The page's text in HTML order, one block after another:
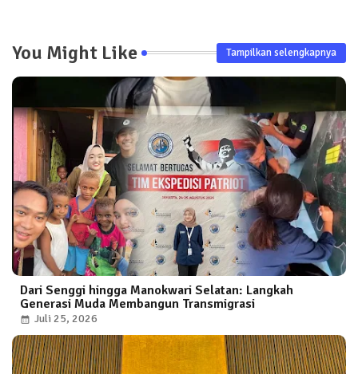
You Might Like Tampilkan selengkapnya
Dari Senggi hingga Manokwari Selatan: Langkah
Generasi Muda Membangun Transmigrasi
Juli 25, 2026